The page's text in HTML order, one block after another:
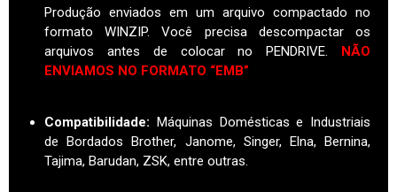
Produção enviados em um arquivo compactado no
formato WINZIP. Você precisa descompactar os
arquivos antes de colocar no PENDRIVE. NÃO
ENVIAMOS NO FORMATO “EMB”
Compatibilidade:
Máquinas Domésticas e Industriais
de Bordados Brother, Janome, Singer, Elna, Bernina,
Tajima, Barudan, ZSK, entre outras.